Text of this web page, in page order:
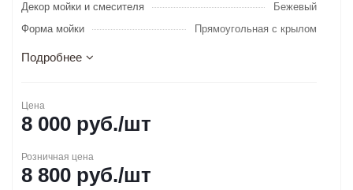
Декор мойки и смесителя
Бежевый
Форма мойки
Прямоугольная с крылом
Подробнее
Цена
8 000 руб./шт
Розничная цена
8 800 руб./шт